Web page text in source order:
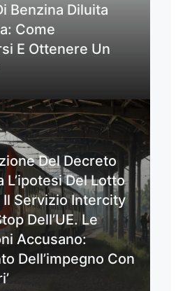
Benzina Diluita
Come
E Ottenere Un
Del Decreto
L’ipotesi Del Lotto
Il Servizio Intercity
Dell’UE. Le
Accusano:
Dell’impegno Con